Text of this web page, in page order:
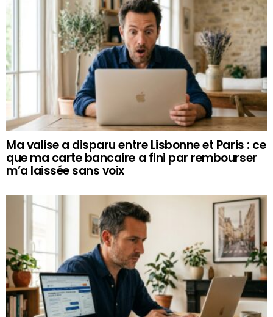
Ma valise a disparu entre Lisbonne et Paris : ce
que ma carte bancaire a fini par rembourser
m’a laissée sans voix